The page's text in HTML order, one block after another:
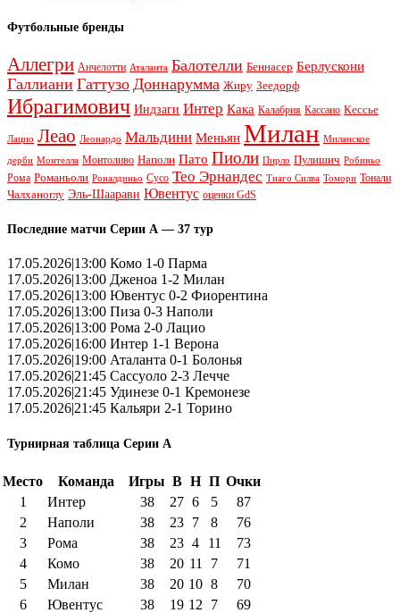
Футбольные бренды
Аллегри Анчелотти Аталанта Балотелли Беннасер Берлускони
Галлиани Гаттузо Доннарумма Жиру Зеедорф
Ибрагимович Индзаги Интер Кака Калабрия Кассано Кессье
Лацио Леао Леонардо Мальдини Меньян Милан Миланское
дерби Монтелла Монтоливо Наполи Пато Пиоли Пирло Пулишич Робиньо
Рома Романьоли Роналдиньо Сусо Тео Эрнандес Тиаго Силва Томори Тонали
Чалханоглу Эль-Шаарави Ювентус оценки GdS
Последние матчи Серии А — 37 тур
17.05.2026|13:00 Комо 1-0 Парма
17.05.2026|13:00 Дженоа 1-2 Милан
17.05.2026|13:00 Ювентус 0-2 Фиорентина
17.05.2026|13:00 Пиза 0-3 Наполи
17.05.2026|13:00 Рома 2-0 Лацио
17.05.2026|16:00 Интер 1-1 Верона
17.05.2026|19:00 Аталанта 0-1 Болонья
17.05.2026|21:45 Сассуоло 2-3 Лечче
17.05.2026|21:45 Удинезе 0-1 Кремонезе
17.05.2026|21:45 Кальяри 2-1 Торино
Турнирная таблица Серии А
Место Команда Игры В Н П Очки
1
Интер 38 27 6 5
87
2
Наполи 38 23 7 8
76
3
Рома 38 23 4 11
73
4
Комо 38 20 11 7
71
5
Милан 38 20 10 8
70
6
Ювентус 38 19 12 7
69